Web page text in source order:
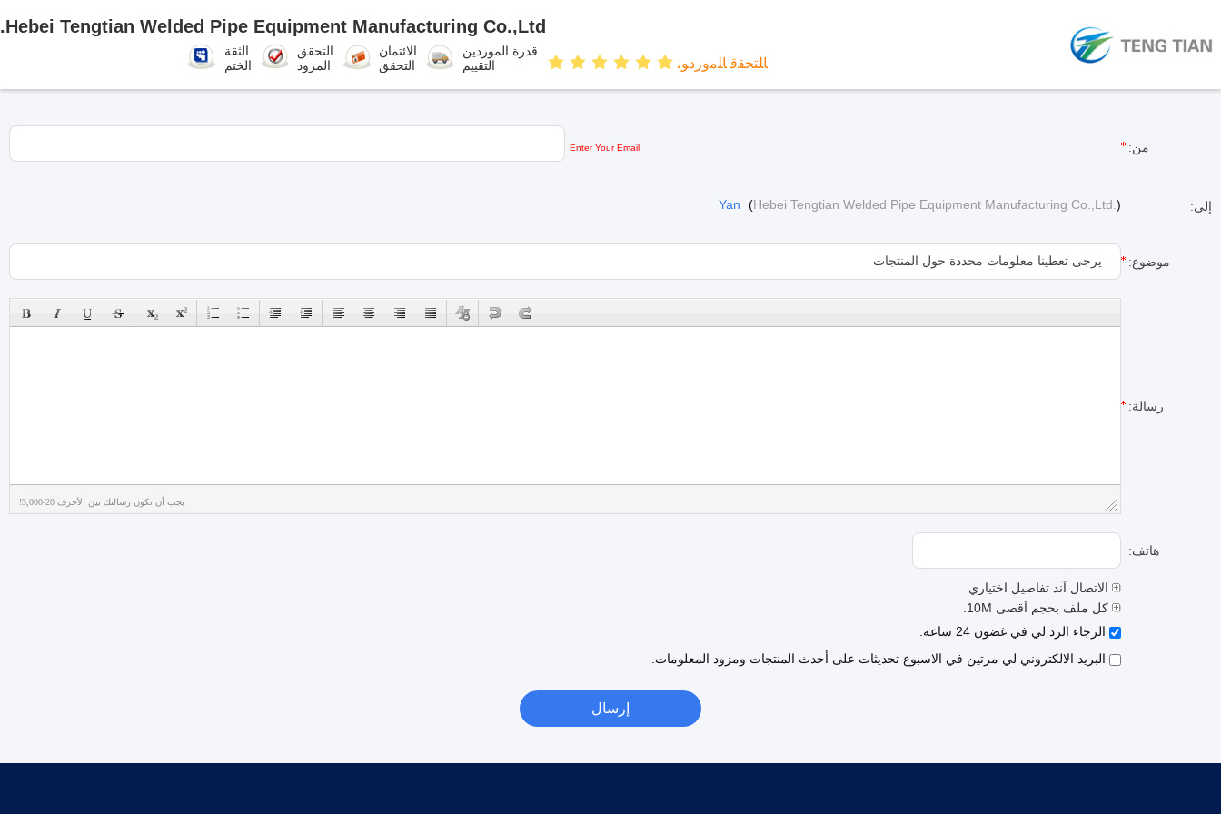
Hebei Tengtian Welded Pipe Equipment Manufacturing Co.,Ltd.
ﺎﻠﺘﺤﻘﻗ ﺎﻠﻣﻭﺭﺩﻮﻧ
الثقة
الختم
التحقق
المزود
الائتمان
التحقق
قدرة الموردين
التقييم
من: Enter Your Email
إلى: Yan (Hebei Tengtian Welded Pipe Equipment Manufacturing Co.,Ltd. )
موضوع:
رسالة:
يجب أن تكون رسالتك بين الأحرف 20-3,000!
هاتف:
الاتصال آند تفاصيل اختياري
كل ملف بحجم أقصى 10M.
الرجاء الرد لي في غضون 24 ساعة.
البريد الالكتروني لي مرتين في الاسبوع تحديثات على أحدث المنتجات ومزود المعلومات.